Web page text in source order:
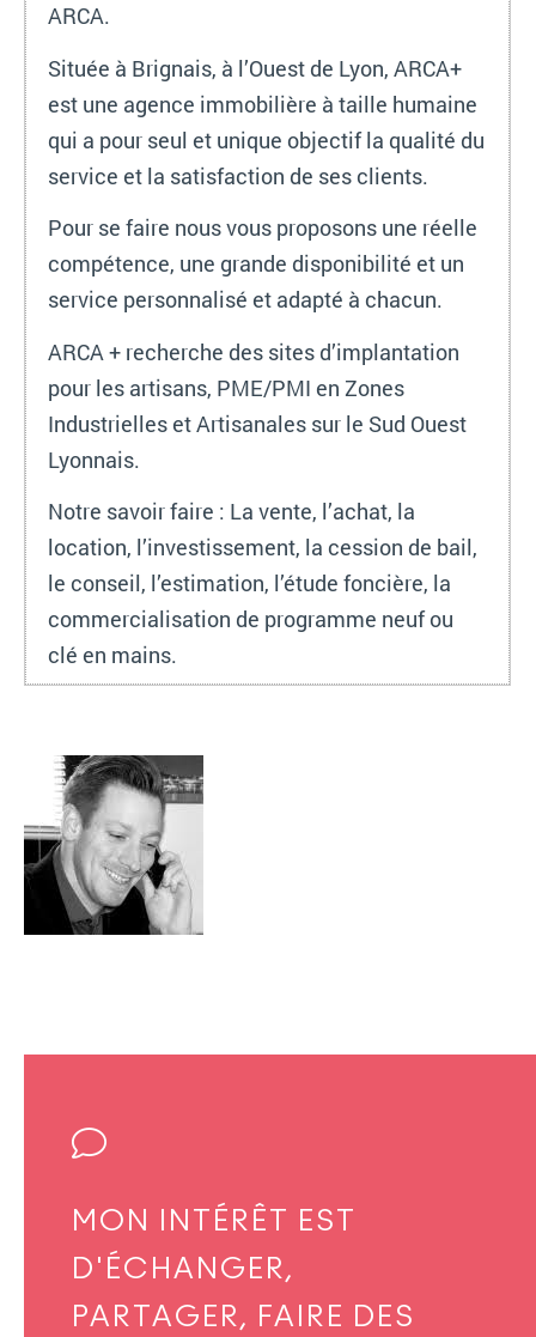
ARCA.
Située à Brignais, à l’Ouest de Lyon, ARCA+
est une agence immobilière à taille humaine
qui a pour seul et unique objectif la qualité du
service et la satisfaction de ses clients.
Pour se faire nous vous proposons une réelle
compétence, une grande disponibilité et un
service personnalisé et adapté à chacun.
ARCA + recherche des sites d’implantation
pour les artisans, PME/PMI en Zones
Industrielles et Artisanales sur le Sud Ouest
Lyonnais.
Notre savoir faire : La vente, l’achat, la
location, l’investissement, la cession de bail,
le conseil, l’estimation, l’étude foncière, la
commercialisation de programme neuf ou
clé en mains.
MON INTÉRÊT EST
D'ÉCHANGER,
PARTAGER, FAIRE DES